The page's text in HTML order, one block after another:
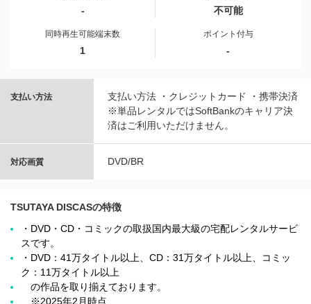
- 不可能
同時再生可能端末数
1
ポイント付与
-
支払い方法
支払い方法 ・クレジットカード ・携帯決済
※単品レンタルではSoftBankのキャリア決
済はご利用いただけません。
対応画質 DVD/BR
TSUTAYA DISCASの特徴
・DVD・CD・コミックの取扱国内最大級の宅配レンタルサービ
スです。
・DVD：41万タイトル以上、CD：31万タイトル以上、コミッ
ク：11万タイトル以上
の作品を取り揃えております。
※2025年2月時点